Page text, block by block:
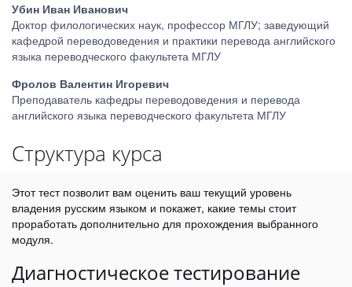
Убин Иван Иванович
Доктор филологических наук, профессор МГЛУ; заведующий
кафедрой переводоведения и практики перевода английского
языка переводческого факультета МГЛУ
Фролов Валентин Игоревич
Преподаватель кафедры переводоведения и перевода
английского языка переводческого факультета МГЛУ
Структура курса
Этот тест позволит вам оценить ваш текущий уровень
владения русским языком и покажет, какие темы стоит
проработать дополнительно для прохождения выбранного
модуля.
Диагностическое тестирование